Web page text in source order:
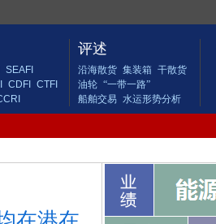
SEAFI
CDFI
CTFI
评述
沿海散货 集装箱 干散货
油轮 “一带一路”
船舶交易 水运形势分析